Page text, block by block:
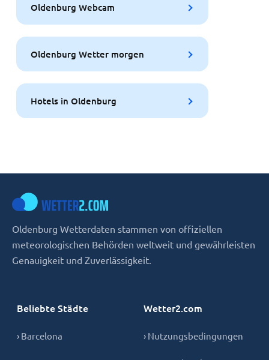
Oldenburg Webcam
Oldenburg Wetter morgen
Hotels in Oldenburg
Oldenburg Wetterdaten stammen von offiziellen
meteorologischen Behörden weltweit und gewährleisten
Genauigkeit und Zuverlässigkeit.
Beliebte Städte
› Barcelona
Wetter2.com
› Nutzungsbedingungen